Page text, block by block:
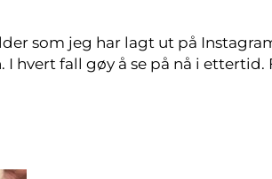
som jeg har lagt ut på
hvert fall gøy å se på nå i ettertid.